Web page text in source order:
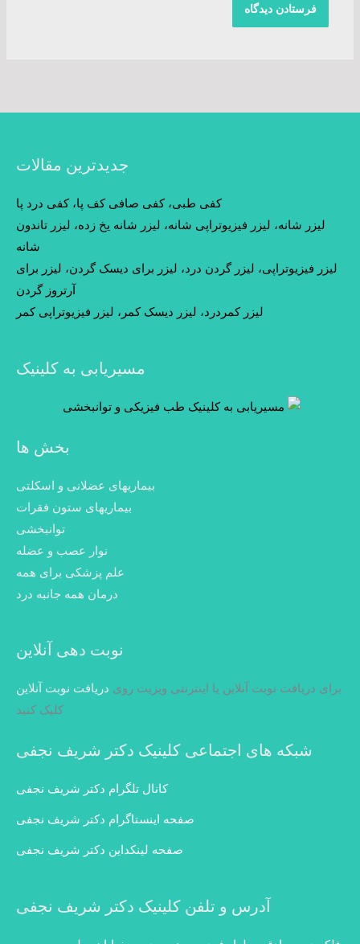
جدیدترین مقالات
کفی طبی، کفی صافی کف پا، کفی درد پا
لیزر شانه، لیزر فیزیوتراپی شانه، لیزر شانه یخ زده، لیزر تاندون
شانه
لیزر فیزیوتراپی، لیزر گردن درد، لیزر برای دیسک گردن، لیزر برای
آرتروز گردن
لیزر کمردرد، لیزر دیسک کمر، لیزر فیزیوتراپی کمر
مسیریابی به کلینیک
بخش ها
بیماریهای عضلانی و اسکلتی
بیماریهای ستون فقرات
توانبخشی
نوار عصب و عضله
علم پزشکی برای همه
درمان همه جانبه درد
نوبت دهی آنلاین
برای دریافت نوبت آنلاین یا اینترنتی ویزیت روی دریافت نوبت آنلاین
کلیک کنید
شبکه های اجتماعی کلینیک دکتر شریف نجفی
کانال تلگرام دکتر شریف نجفی
صفحه اینستاگرام دکتر شریف نجفی
صفحه لینکداین دکتر شریف نجفی
آدرس و تلفن کلینیک دکتر شریف نجفی